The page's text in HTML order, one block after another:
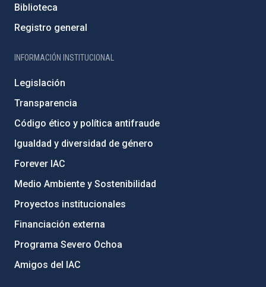
Biblioteca
Registro general
INFORMACIÓN INSTITUCIONAL
Legislación
Transparencia
Código ético y política antifraude
Igualdad y diversidad de género
Forever IAC
Medio Ambiente y Sostenibilidad
Proyectos institucionales
Financiación externa
Programa Severo Ochoa
Amigos del IAC